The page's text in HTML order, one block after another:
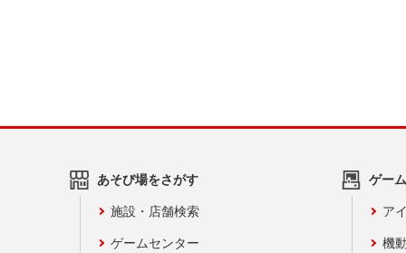
あそび場をさがす
施設・店舗検索
ゲームセンター
ゲー
ア
機